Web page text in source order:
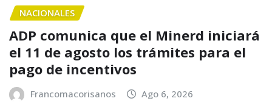
NACIONALES
ADP comunica que el Minerd iniciará
el 11 de agosto los trámites para el
pago de incentivos
Francomacorisanos Ago 6, 2026